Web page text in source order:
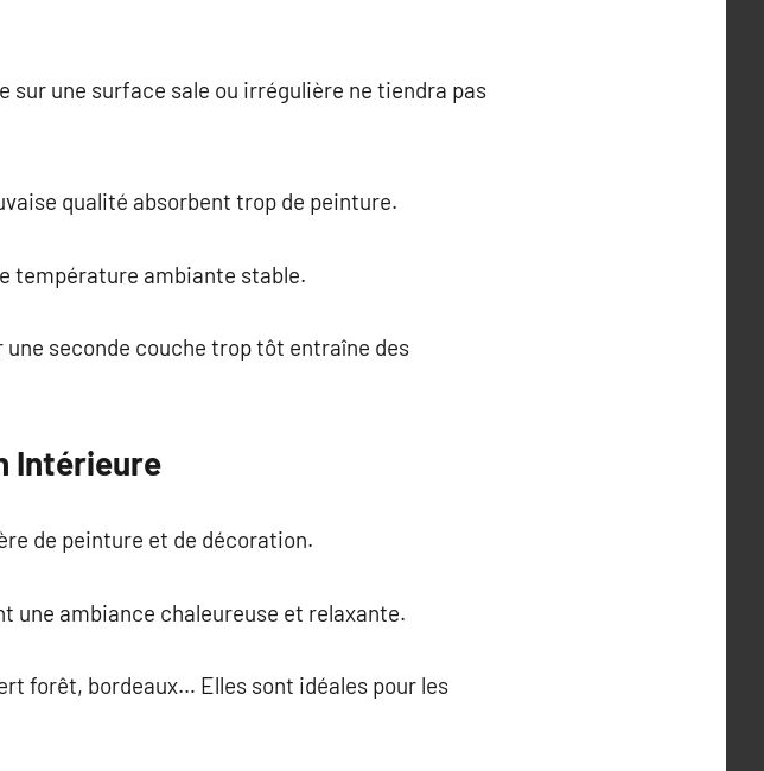
sur une surface sale ou irrégulière ne tiendra pas
qualité absorbent trop de peinture.
température ambiante stable.
seconde couche trop tôt entraîne des
Intérieure
de peinture et de décoration.
une ambiance chaleureuse et relaxante.
forêt, bordeaux… Elles sont idéales pour les